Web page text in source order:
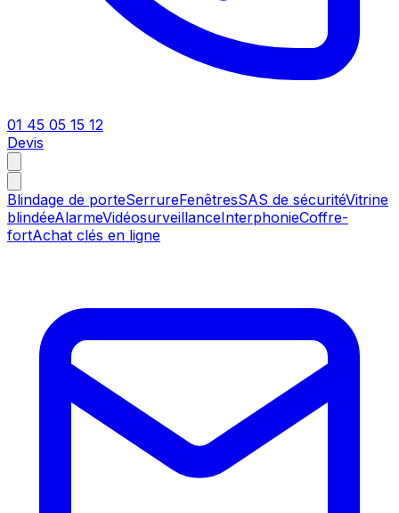
01 45 05 15 12
Devis
Blindage de porteSerrureFenêtresSAS de sécuritéVitrine
blindéeAlarmeVidéosurveillanceInterphonieCoffre-
fortAchat clés en ligne